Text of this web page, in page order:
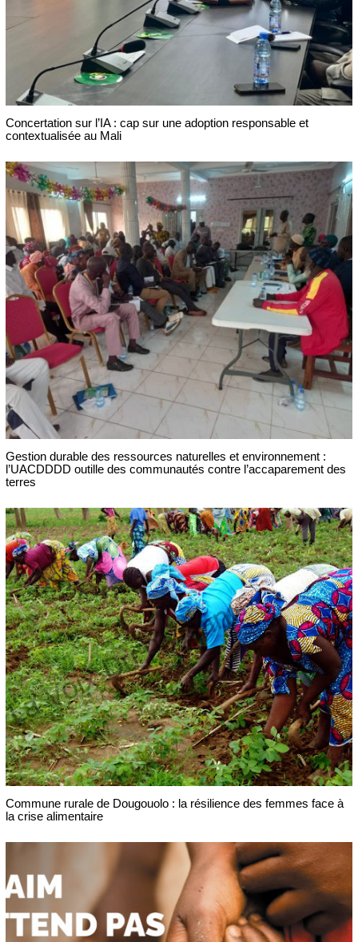
Concertation sur l’IA : cap sur une adoption responsable et
contextualisée au Mali
Gestion durable des ressources naturelles et environnement :
l’UACDDDD outille des communautés contre l’accaparement des
terres
Commune rurale de Dougouolo : la résilience des femmes face à
la crise alimentaire